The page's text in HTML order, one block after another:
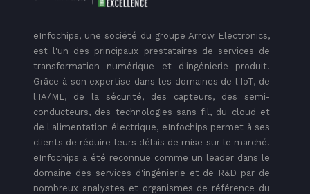
eInfochips, une société du groupe Arrow Electronics,
est l'un des principaux prestataires de services de
transformation numérique et d'ingénierie produit.
Grâce à son expertise dans les domaines de l'IoT, de
l'IA/ML, de la sécurité, des capteurs, des semi-
conducteurs, des technologies sans fil, du cloud et
de l'alimentation électrique, eInfochips permet à ses
clients de réduire leurs délais de mise sur le marché.
eInfochips a été reconnue comme un leader dans le
domaine des services d'ingénierie et de R&D par de
nombreux analystes et organismes de référence du